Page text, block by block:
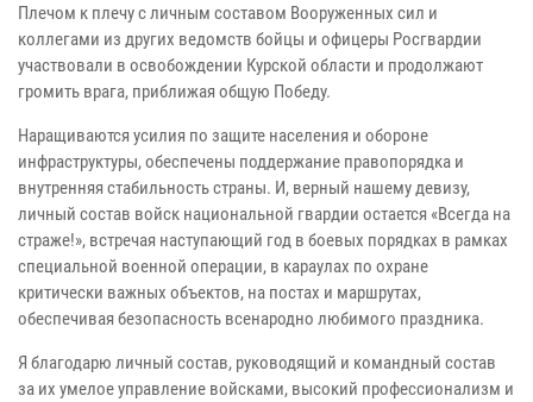
Плечом к плечу с личным составом Вооруженных сил и
коллегами из других ведомств бойцы и офицеры Росгвардии
участвовали в освобождении Курской области и продолжают
громить врага, приближая общую Победу.
Наращиваются усилия по защите населения и обороне
инфраструктуры, обеспечены поддержание правопорядка и
внутренняя стабильность страны. И, верный нашему девизу,
личный состав войск национальной гвардии остается «Всегда на
страже!», встречая наступающий год в боевых порядках в рамках
специальной военной операции, в караулах по охране
критически важных объектов, на постах и маршрутах,
обеспечивая безопасность всенародно любимого праздника.
Я благодарю личный состав, руководящий и командный состав
за их умелое управление войсками, высокий профессионализм и